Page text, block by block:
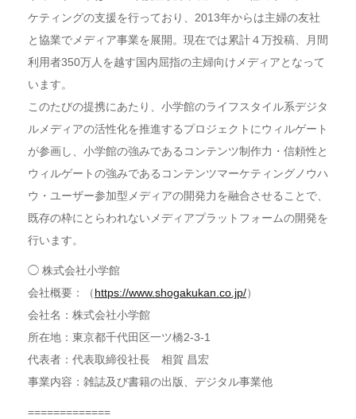
ケティングの支援を行っており、2013年からは主婦の友社
と協業でメディア事業を展開。現在では累計４万投稿、月間
利用者350万人を越す国内屈指の主婦向けメディアとなって
います。
このたびの提携にあたり、小学館のライフスタイル系デジタ
ルメディアの活性化を推進するプロジェクトにウィルゲート
が参画し、小学館の強みであるコンテンツ制作力・信頼性と
ウィルゲートの強みであるコンテンツマーケティングノウハ
ウ・ユーザー参加型メディアの開発力を融合させることで、
既存の枠にとらわれないメディアプラットフォームの開発を
行います。
◯ 株式会社小学館
会社概要：（https://www.shogakukan.co.jp/）
会社名：株式会社小学館
所在地：東京都千代田区一ツ橋2-3-1
代表者：代表取締役社長 相賀 昌宏
事業内容：雑誌及び書籍の出版、デジタル事業他
=============